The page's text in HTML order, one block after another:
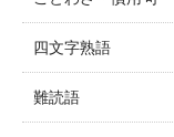
四文字熟語
難読語